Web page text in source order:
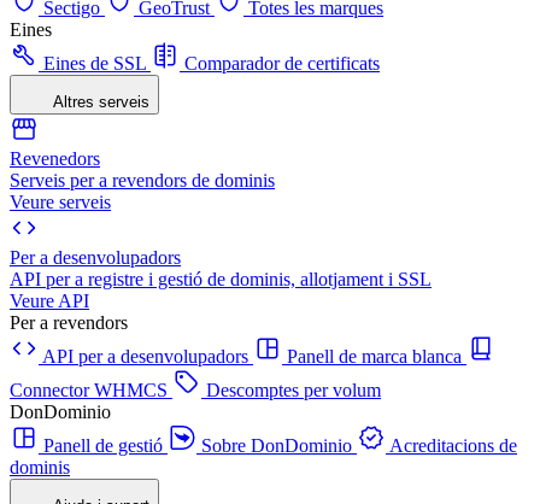
Sectigo
GeoTrust
Totes les marques
Eines
Eines de SSL
Comparador de certificats
Altres serveis
Revenedors
Serveis per a revendors de dominis
Veure serveis
Per a desenvolupadors
API per a registre i gestió de dominis, allotjament i SSL
Veure API
Per a revendors
API per a desenvolupadors
Panell de marca blanca
Connector WHMCS
Descomptes per volum
DonDominio
Panell de gestió
Sobre DonDominio
Acreditacions de
dominis